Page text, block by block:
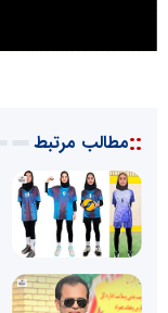
::مطالب مرتبط